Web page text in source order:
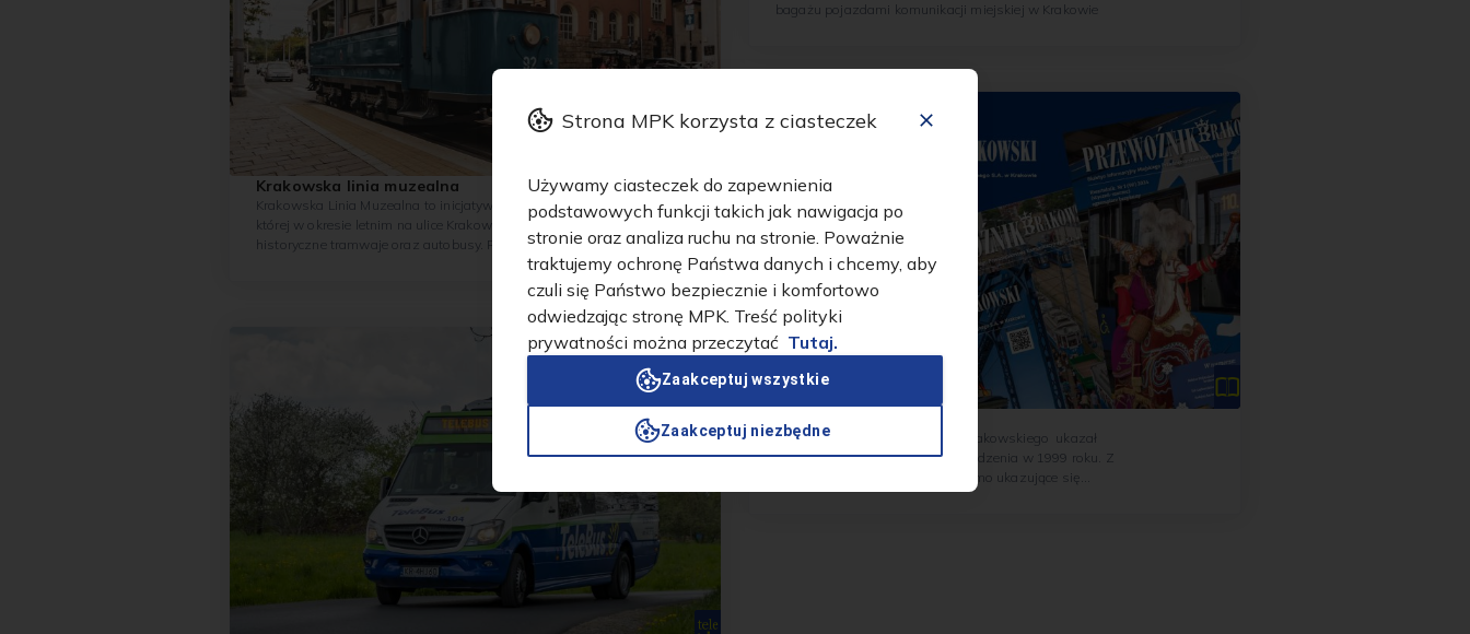
Krakowska linia muzealna
Krakowska Linia Muzealna to inicjatywa, w ramach
której w okresie letnim na ulice Krakowa wyjeżdżają
historyczne tramwaje oraz autobusy. Po raz pierwszy
Krakowska Linia Muzealna została uruchomiona latem
została uruchomiona specjalna linia nr 0, które
funkcjonuje do dzisiaj. Jest obsługiwana zabytkowymi
pojazdami, które kursują w każdą niedzielę i święto w
bagażu pojazdami komunikacji miejskiej w Krakowie
Pierwszy numer Przewoźnika Krakowskiego ukazał
się przed Świętami Bożego Narodzenia w 1999 roku. Z
założenia miało to być czasopismo ukazujące się
dosyć regularnie w odstępach...
Strona MPK korzysta z ciasteczek
Używamy ciasteczek do zapewnienia
podstawowych funkcji takich jak nawigacja po
stronie oraz analiza ruchu na stronie. Poważnie
traktujemy ochronę Państwa danych i chcemy, aby
czuli się Państwo bezpiecznie i komfortowo
odwiedzając stronę MPK. Treść polityki
prywatności można przeczytać Tutaj.
Zaakceptuj wszystkie
Zaakceptuj niezbędne